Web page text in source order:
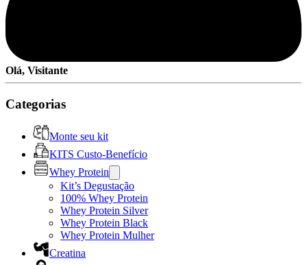
Olá, Visitante
Categorias
Monte seu kit
KITS Custo-Benefício
Whey Protein
Kit’s Degustação
100% Whey Protein
Whey Protein Silver
Whey Protein Black
Whey Protein Mulher
Creatina